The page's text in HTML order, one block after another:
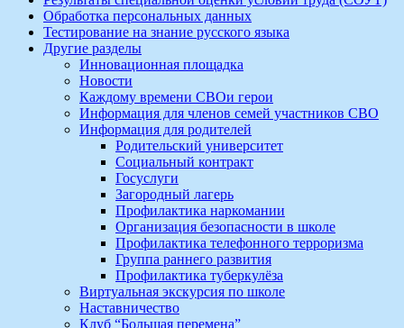
Обработка персональных данных
Тестирование на знание русского языка
Другие разделы
Инновационная площадка
Новости
Каждому времени СВОи герои
Информация для членов семей участников СВО
Информация для родителей
Родительский университет
Социальный контракт
Госуслуги
Загородный лагерь
Профилактика наркомании
Организация безопасности в школе
Профилактика телефонного терроризма
Группа раннего развития
Профилактика туберкулёза
Виртуальная экскурсия по школе
Наставничество
Клуб “Большая перемена”